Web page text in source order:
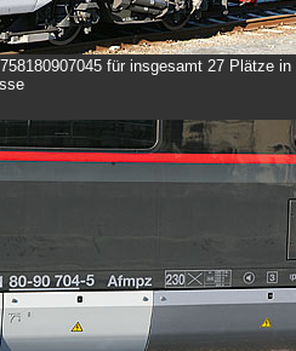
für insgesamt 27 Plätze in